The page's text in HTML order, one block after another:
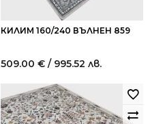
КИЛИМ 160/240 ВЪЛНЕН 859
509.00 € / 995.52 лв.